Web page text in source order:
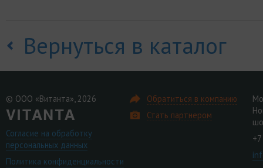
Вернуться в каталог
© ООО «Витанта», 2026
Согласие на обработку
персональных данных
Политика конфиденциальности
Обратиться в компанию
Стать партнером